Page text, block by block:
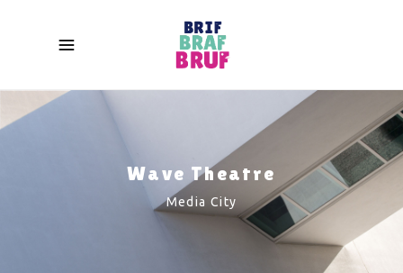
Wave Theatre
Media City